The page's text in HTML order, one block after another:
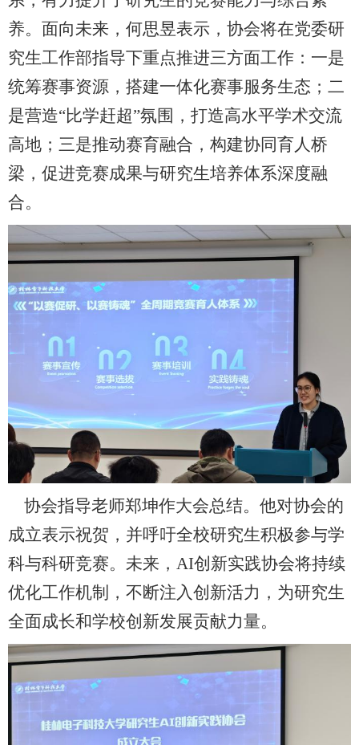
养。面向未来，何思昱表示，协会将在党委研
究生工作部指导下重点推进三方面工作：一是
统筹赛事资源，搭建一体化赛事服务生态；二
是营造“比学赶超”氛围，打造高水平学术交流
高地；三是推动赛育融合，构建协同育人桥
梁，促进竞赛成果与研究生培养体系深度融
合。
协会指导老师郑坤作大会总结。他对协会的
成立表示祝贺，并呼吁全校研究生积极参与学
科与科研竞赛。 未来， AI创新实践协会将持续
优化工作机制，不断注入创新活力 ，为研究生
全面成长和学校创新发展贡献力量。